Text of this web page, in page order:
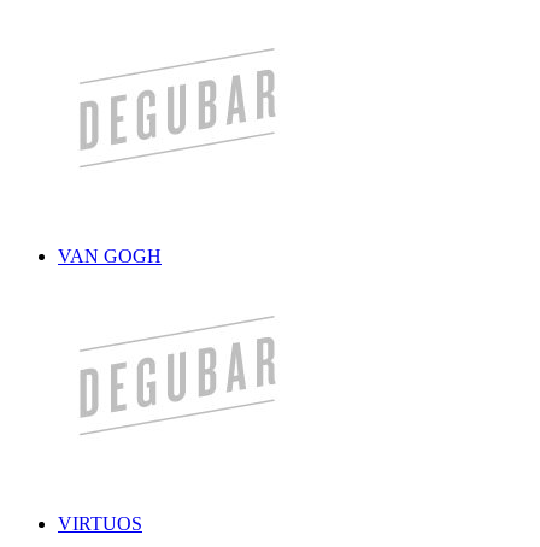
VAN GOGH
VIRTUOS